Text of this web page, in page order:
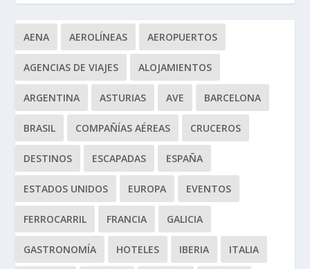
AENA AEROLÍNEAS AEROPUERTOS
AGENCIAS DE VIAJES ALOJAMIENTOS
ARGENTINA ASTURIAS AVE BARCELONA
BRASIL COMPAÑÍAS AÉREAS CRUCEROS
DESTINOS ESCAPADAS ESPAÑA
ESTADOS UNIDOS EUROPA EVENTOS
FERROCARRIL FRANCIA GALICIA
GASTRONOMÍA HOTELES IBERIA ITALIA